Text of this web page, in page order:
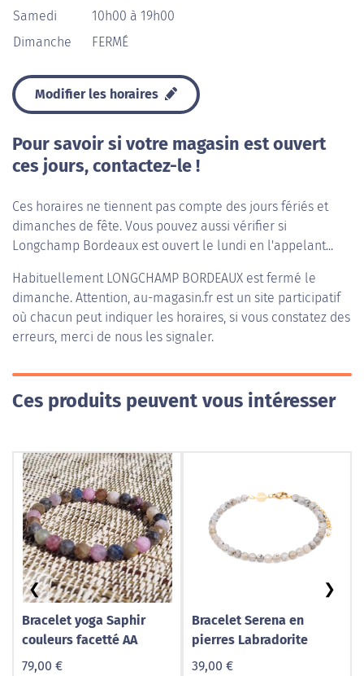
Samedi
10h00 à 19h00
Dimanche
FERMÉ
Modifier les horaires
Pour savoir si votre magasin est ouvert
ces jours, contactez-le !
Ces horaires ne tiennent pas compte des jours fériés et
dimanches de fête. Vous pouvez aussi vérifier si
Longchamp Bordeaux est ouvert le lundi en l'appelant...
Habituellement LONGCHAMP BORDEAUX est fermé le
dimanche. Attention, au-magasin.fr est un site participatif
où chacun peut indiquer les horaires, si vous constatez des
erreurs, merci de nous les signaler.
Ces produits peuvent vous intéresser
Bracelet yoga Saphir
couleurs facetté AA
79,00 €
Bracelet Serena en
pierres Labradorite
39,00 €
❮ ❯